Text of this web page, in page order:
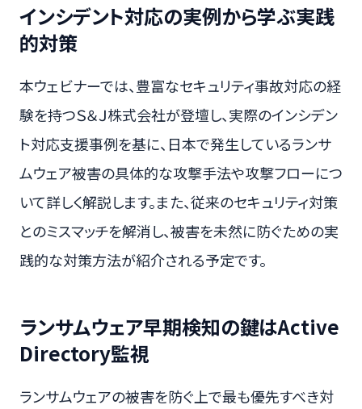
インシデント対応の実例から学ぶ実践
的対策
本ウェビナーでは、豊富なセキュリティ事故対応の経
験を持つＳ＆Ｊ株式会社が登壇し、実際のインシデン
ト対応支援事例を基に、日本で発生しているランサ
ムウェア被害の具体的な攻撃手法や攻撃フローにつ
いて詳しく解説します。また、従来のセキュリティ対策
とのミスマッチを解消し、被害を未然に防ぐための実
践的な対策方法が紹介される予定です。
ランサムウェア早期検知の鍵はActive
Directory監視
ランサムウェアの被害を防ぐ上で最も優先すべき対